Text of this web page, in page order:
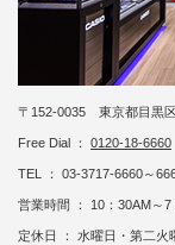
〒152-0035 東京都目黒
Free Dial ： 0120-18-6660
TEL ： 03-3717-6660～
営業時間 ： 10：30AM～7
定休日 ： 水曜日・第二火